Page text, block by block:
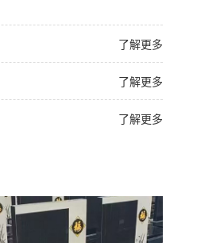
了解更多
了解更多
了解更多